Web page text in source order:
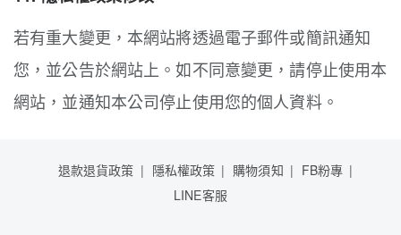
若有重大變更，本網站將透過電子郵件或簡訊通知
您，並公告於網站上。如不同意變更，請停止使用本
網站，並通知本公司停止使用您的個人資料。
退款退貨政策 隱私權政策 購物須知
FB粉專
LINE客服